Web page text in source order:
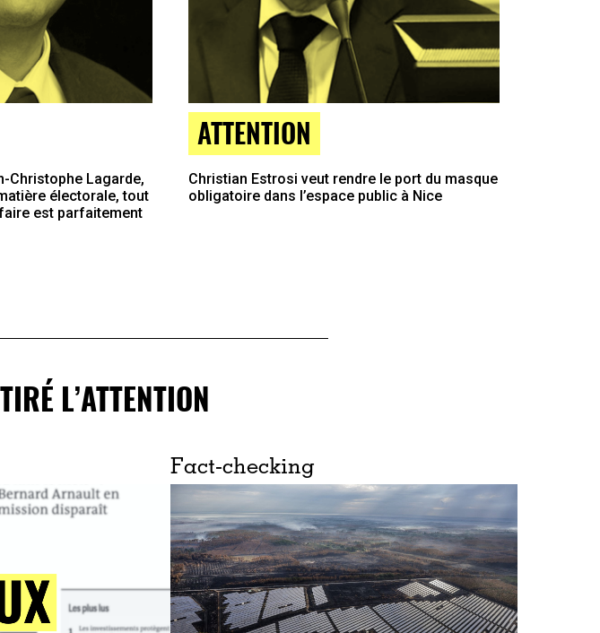
Christophe Lagarde,
électorale, tout
est parfaitement
ATTENTION
Christian Estrosi veut rendre le port du masque
obligatoire dans l’espace public à Nice
L’ATTENTION
Fact-checking